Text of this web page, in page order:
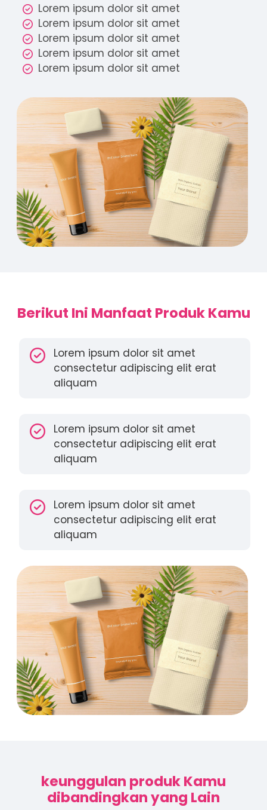
Lorem ipsum dolor sit amet
Lorem ipsum dolor sit amet
Lorem ipsum dolor sit amet
Lorem ipsum dolor sit amet
Lorem ipsum dolor sit amet
Berikut Ini Manfaat Produk Kamu
Lorem ipsum dolor sit amet
consectetur adipiscing elit erat
aliquam
Lorem ipsum dolor sit amet
consectetur adipiscing elit erat
aliquam
Lorem ipsum dolor sit amet
consectetur adipiscing elit erat
aliquam
keunggulan produk Kamu
dibandingkan yang Lain